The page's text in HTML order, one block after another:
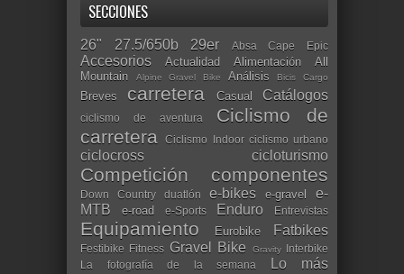
SECCIONES
26" 27.5/650b 29er Absa Cape Epic
Accesorios Actualidad Alimentación
All
Mountain
Alpine Gravel Bike Análisis Bicis Cargo
Breves carretera Casual Catálogos
ciclismo de aventura
Ciclismo de
carretera
Ciclismo Indoor ciclismo urbano
ciclocross cicloturismo
Competición componentes
Down Country duatlón e-bikes e-gravel
e-
MTB
e-road e-Sports Enduro Entrevistas
Equipamiento Eurobike Fatbikes
Festibike Fitness Gravel Bike Gravity
Interbike
La fotografía de la semana
Lo más